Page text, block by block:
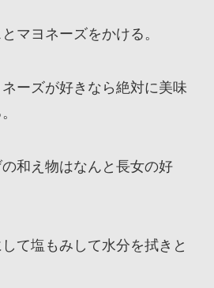
マヨネーズをかける。
ーズが好きなら絶対に美味
和え物はなんと長女の好
て塩もみして水分を拭きと